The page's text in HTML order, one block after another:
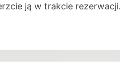
ją w trakcie rezerwacji.